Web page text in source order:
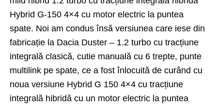
Hybrid G-150 4×4 cu motor electric la puntea
spate. Noi am condus însă versiunea care iese din
fabricație la Dacia Duster – 1.2 turbo cu tracțiune
integrală clasică, cutie manuală cu 6 trepte, punte
multilink pe spate, ce a fost înlocuită de curând cu
noua versiune Hybrid G 150 4×4 cu tracțiune
integrală hibridă cu un motor electric la puntea